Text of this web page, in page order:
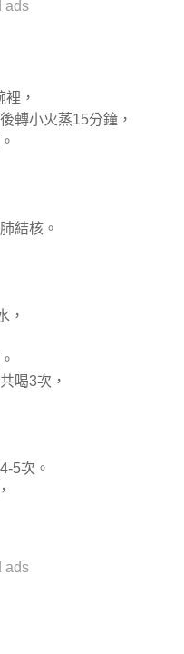
ads
，
轉小火蒸15分鐘，
結核。
，
喝3次，
5次。
ads